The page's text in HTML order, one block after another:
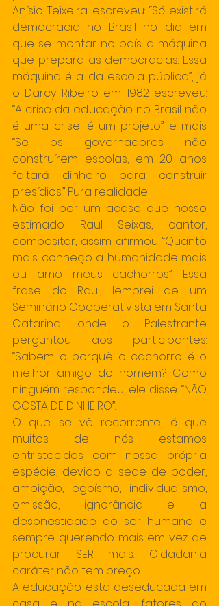
Anísio Teixeira escreveu: “Só existirá
democracia no Brasil no dia em
que se montar no país a máquina
que prepara as democracias. Essa
máquina é a da escola pública”, já
o Darcy Ribeiro em 1982 escreveu:
“A crise da educação no Brasil não
é uma crise; é um projeto” e mais
“Se os governadores não
construírem escolas, em 20 anos
faltará dinheiro para construir
presídios.” Pura realidade!
Não foi por um acaso que nosso
estimado Raul Seixas, cantor,
compositor, assim afirmou “Quanto
mais conheço a humanidade mais
eu amo meus cachorros”. Essa
frase do Raul, lembrei de um
Seminário Cooperativista em Santa
Catarina, onde o Palestrante
perguntou aos participantes:
“Sabem o porquê o cachorro é o
melhor amigo do homem? Como
ninguém respondeu, ele disse: “NÃO
GOSTA DE DINHEIRO”.
O que se vê recorrente, é que
muitos de nós estamos
entristecidos com nossa própria
espécie, devido a sede de poder,
ambição, egoísmo, individualismo,
omissão, ignorância e a
desonestidade do ser humano e
sempre querendo mais em vez de
procurar SER mais. Cidadania
caráter não tem preço.
A educação esta deseducada em